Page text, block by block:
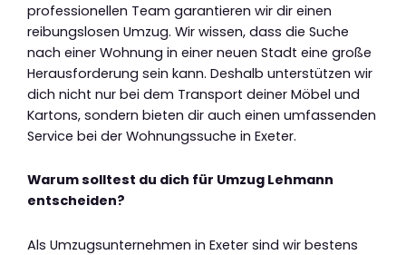
professionellen Team garantieren wir dir einen
reibungslosen Umzug. Wir wissen, dass die Suche
nach einer Wohnung in einer neuen Stadt eine große
Herausforderung sein kann. Deshalb unterstützen wir
dich nicht nur bei dem Transport deiner Möbel und
Kartons, sondern bieten dir auch einen umfassenden
Service bei der Wohnungssuche in Exeter.
Warum solltest du dich für Umzug Lehmann
entscheiden?
Als Umzugsunternehmen in Exeter sind wir bestens